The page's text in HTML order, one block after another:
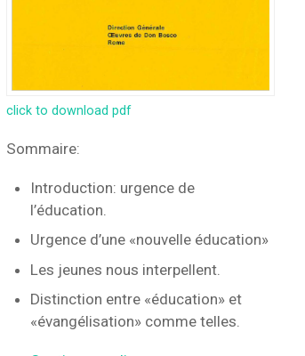
click to download pdf
Sommaire:
Introduction: urgence de
l’éducation.
Urgence d’une «nouvelle éducation»
Les jeunes nous interpellent.
Distinction entre «éducation» et
«évangélisation» comme telles.